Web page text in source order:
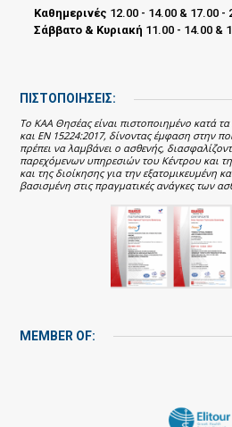
Καθημερινές 12.00 - 14.00 & 17.00 -
Σάββατο & Κυριακή 11.00 - 14.00 &
ΠΙΣΤΟΠΟΙΗΣΕΙΣ:
Το ΚΑΑ Θησέας είναι πιστοποιημένο κατά
και EN 15224:2017, δίνοντας έμφαση στην
πρέπει να λαμβάνει ο ασθενής,
παρεχόμενων υπηρεσιών του Κέντρου και
και της διοίκησης για την εξατομικευμένη
βασισμένη στις πραγματικές ανάγκες των
MEMBER OF: